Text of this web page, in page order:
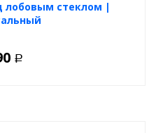
лобовым стеклом |
Р